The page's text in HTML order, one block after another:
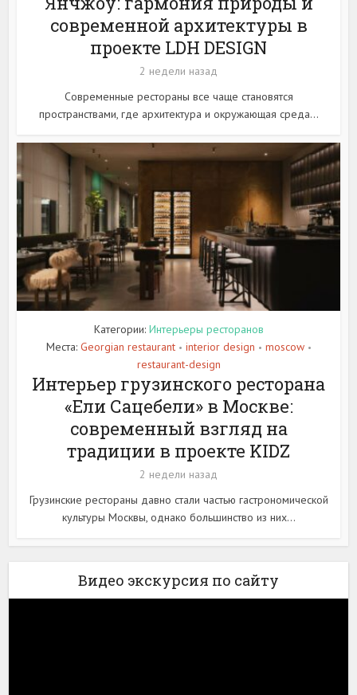
современной архитектуры в
проекте LDH DESIGN
2 недели назад
Современные рестораны все чаще становятся
пространствами, где архитектура и окружающая среда...
Категории: Интерьеры ресторанов
Места: Georgian restaurant • interior design • moscow •
restaurant-design
Интерьер грузинского ресторана
«Ели Сацебели» в Москве:
современный взгляд на
традиции в проекте KIDZ
2 недели назад
Грузинские рестораны давно стали частью гастрономической
культуры Москвы, однако большинство из них...
Видео экскурсия по сайту